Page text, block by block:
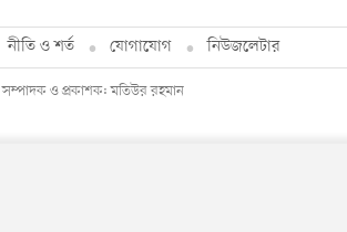
নীতি ও শর্ত যোগাযোগ নিউজলেটার
সম্পাদক ও প্রকাশক: মতিউর রহমান